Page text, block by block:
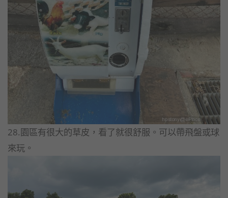
28.園區有很大的草皮，看了就很舒服。可以帶飛盤或球
來玩。